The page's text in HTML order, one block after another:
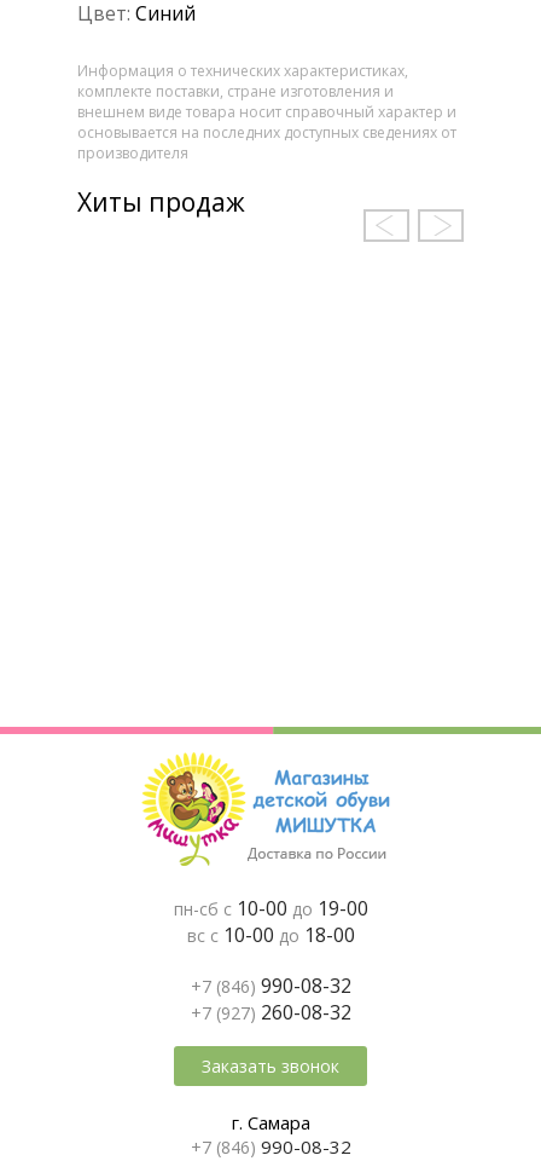
Цвет: Синий
Информация о технических характеристиках,
комплекте поставки, стране изготовления и
внешнем виде товара носит справочный характер и
основывается на последних доступных сведениях от
производителя
Хиты продаж
пн-сб с 10-00 до 19-00
вс с 10-00 до 18-00
+7 (846) 990-08-32
+7 (927) 260-08-32
Заказать звонок
г. Самара
+7 (846) 990-08-32